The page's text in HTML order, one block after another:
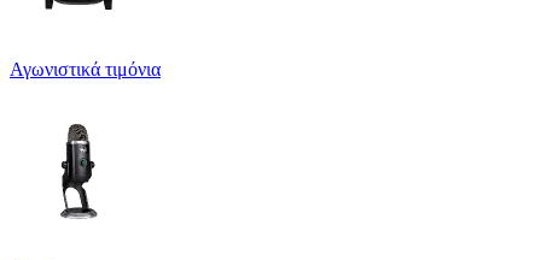
Αγωνιστικά τιμόνια